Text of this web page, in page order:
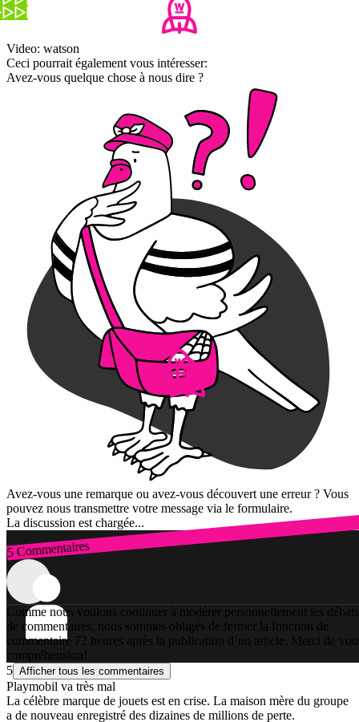
Video: watson
Ceci pourrait également vous intéresser:
Avez-vous quelque chose à nous dire ?
Avez-vous une remarque ou avez-vous découvert une erreur ? Vous
pouvez nous transmettre votre message via le formulaire.
La discussion est chargée...
5 Commentaires
Connexion
Comme nous voulons continuer à modérer personnellement les débats
de commentaires, nous sommes obligés de fermer la fonction de
commentaire 72 heures après la publication d’un article. Merci de
compréhension!
5 Afficher tous les commentaires
Playmobil va très mal
La célèbre marque de jouets est en crise. La maison mère du groupe
a de nouveau enregistré des dizaines de millions de perte.